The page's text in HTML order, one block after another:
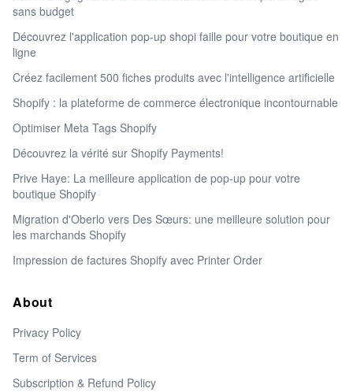
sans budget
Découvrez l'application pop-up shopi faille pour votre boutique en
ligne
Créez facilement 500 fiches produits avec l'intelligence artificielle
Shopify : la plateforme de commerce électronique incontournable
Optimiser Meta Tags Shopify
Découvrez la vérité sur Shopify Payments!
Prive Haye: La meilleure application de pop-up pour votre
boutique Shopify
Migration d'Oberlo vers Des Sœurs: une meilleure solution pour
les marchands Shopify
Impression de factures Shopify avec Printer Order
About
Privacy Policy
Term of Services
Subscription & Refund Policy